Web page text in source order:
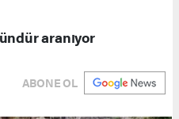
aranıyor
ABONE OL